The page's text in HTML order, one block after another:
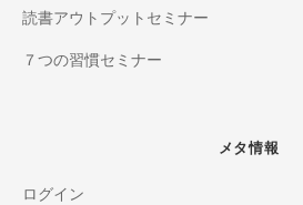
読書アウトプットセミナー
７つの習慣セミナー
メタ情報
ログイン